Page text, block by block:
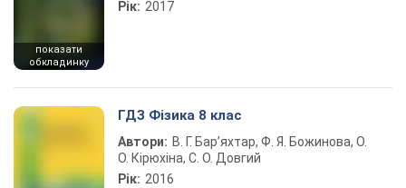
показати
обкладинку
Рік: 2017
ГДЗ Фізика 8 клас
Автори: В. Г. Бар’яхтар, Ф. Я. Божинова, О.
О. Кірюхіна, С. О. Довгий
Рік: 2016